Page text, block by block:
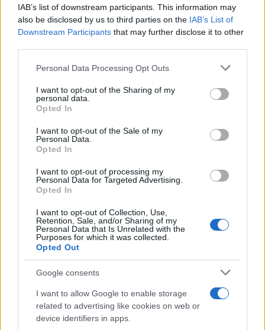
IAB’s list of downstream participants. This information may
also be disclosed by us to third parties on the IAB’s List of
Downstream Participants that may further disclose it to other
Please note that this website/app uses one or more Google
not limited to your visit or usage behaviour. You may click to
grant or deny consent to Google and its third-party tags to
use your data for below specified purposes in below Google
consent section.
Personal Data Processing Opt Outs
I want to opt-out of the Sharing of my
personal data.
Opted In
I want to opt-out of the Sale of my
Personal Data.
Opted In
I want to opt-out of processing my
Personal Data for Targeted Advertising.
Opted In
I want to opt-out of Collection, Use,
Retention, Sale, and/or Sharing of my
Personal Data that Is Unrelated with the
Purposes for which it was collected.
Opted Out
Google consents
I want to allow Google to enable storage
related to advertising like cookies on web or
device identifiers in apps.
ΑΜΥΝΑ
Πώς εκπαιδεύει ο Ελληνικός Στρατός τους νέους
χειριστές drones – Από τον εξομοιωτή στο πεδίο
επιχειρήσεων
11/07/2026 - 12:41μμ
ΑΜΥΝΑ
Ζάκυνθο λόγω μηχανικής βλάβης
9/07/2026 - 3:02μμ